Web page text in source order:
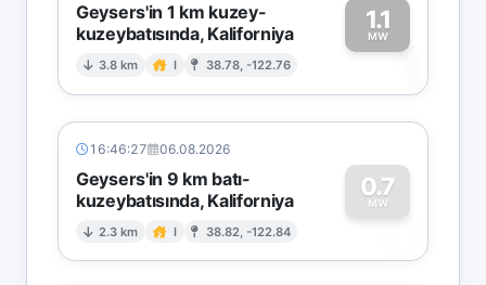
Geysers'in 1 km kuzey-
kuzeybatısında, Kaliforniya
3.8 km I 38.78, -122.76
1.1
MW1
16:46:27 06.08.2026
Geysers'in 9 km batı-
kuzeybatısında, Kaliforniya
2.3 km I 38.82, -122.84
0.7
MW
0